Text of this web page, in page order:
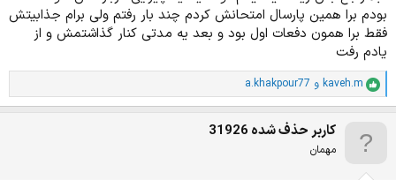
بودم برا همین پارسال امتحانش کردم چند بار رفتم ولی برام جذابیتش
فقط برا همون دفعات اول بود و بعد یه مدتی کنار گذاشتمش و از
یادم رفت
ا
م
kaveh.m و a.khakpour77
کاربر حذف شده 31926
مهمان